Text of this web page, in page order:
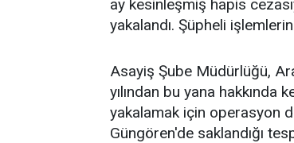
ay kesinleşmiş hapis
yakalandı. Şüpheli
Asayiş Şube Müdürlüğü,
yılından bu yana hakkında
yakalamak için operasyon
Güngören'de saklandığı